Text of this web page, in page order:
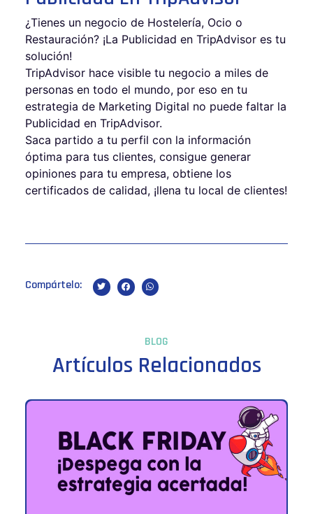
¿Tienes un negocio de Hostelería, Ocio o
Restauración? ¡La Publicidad en TripAdvisor es tu
solución!
TripAdvisor hace visible tu negocio a miles de
personas en todo el mundo, por eso en tu
estrategia de Marketing Digital no puede faltar la
Publicidad en TripAdvisor.
Saca partido a tu perfil con la información
óptima para tus clientes, consigue generar
opiniones para tu empresa, obtiene los
certificados de calidad, ¡llena tu local de clientes!
Compártelo:
BLOG
Artículos Relacionados